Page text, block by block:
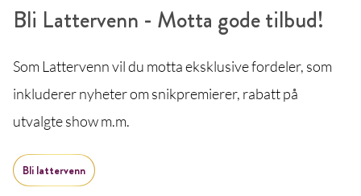
Bli Lattervenn - Motta gode tilbud!
Som Lattervenn vil du motta eksklusive fordeler, som
inkluderer nyheter om snikpremierer, rabatt på
utvalgte show m.m.
Bli lattervenn